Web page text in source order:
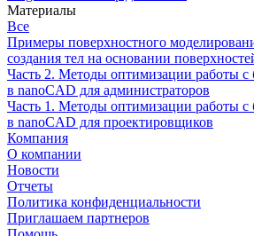
Материалы
Все
Примеры поверхностного
создания тел на основании
Часть 2. Методы оптимизации работы
в nanoCAD для администраторов
Часть 1. Методы оптимизации работы
в nanoCAD для проектировщиков
Компания
О компании
Новости
Отчеты
Политика конфиденциальности
Приглашаем партнеров